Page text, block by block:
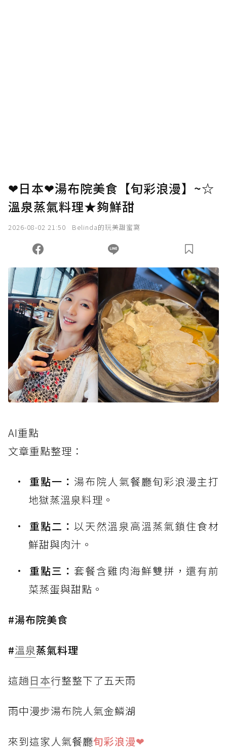
❤日本❤湯布院美食【旬彩浪漫】~☆
溫泉蒸氣料理★夠鮮甜
2026-08-02 21:50 Belinda的玩美甜蜜窩
AI重點
文章重點整理：
重點一： 湯布院人氣餐廳旬彩浪漫主打
地獄蒸溫泉料理。
重點二：以天然溫泉高溫蒸氣鎖住食材
鮮甜與肉汁。
重點三： 套餐含雞肉海鮮雙拼，還有前
菜蒸蛋與甜點。
#湯布院美食
#溫泉蒸氣料理
這趟日本行整整下了五天雨
雨中漫步湯布院人氣金鱗湖
來到這家人氣餐廳旬彩浪漫❤